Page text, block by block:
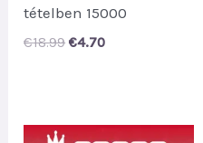
tételben 15000
€18.99 Original
€4.70Current